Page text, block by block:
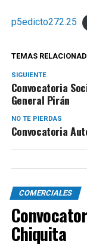
p5edicto272.25
TEMAS
SIGUIENTE
Convocatoria
General Pirán
NO TE PIERDAS
Convocatoria
COMERCIALES
Chiquita